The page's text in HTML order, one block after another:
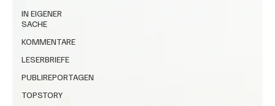
IN EIGENER
SACHE
KOMMENTARE
LESERBRIEFE
PUBLIREPORTAGEN
TOPSTORY